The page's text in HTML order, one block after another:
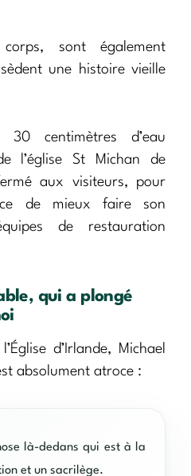
sont également
une histoire vieille
30 centimètres d’eau
l’église St Michan de
aux visiteurs, pour
de mieux faire son
de restauration
qui a plongé
d’Irlande, Michael
absolument atroce :
là-dedans qui est à la
et un sacrilège.